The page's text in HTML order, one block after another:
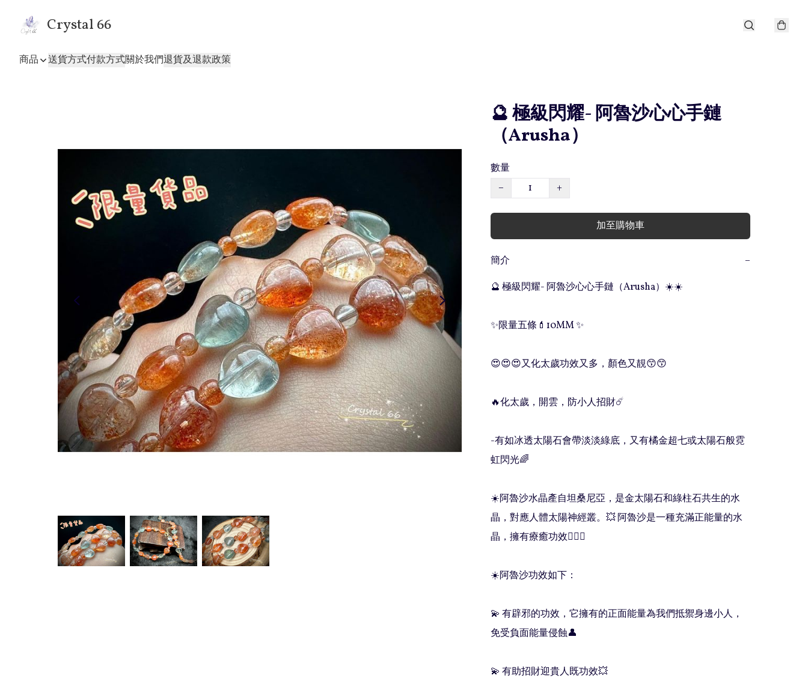
Crystal 66
商品 送貨方式付款方式關於我們退貨及退款政策
🔮 極級閃耀- 阿魯沙心心手鏈
（Arusha）
數量
−
+
加至購物車
簡介
−
🔮 極級閃耀- 阿魯沙心心手鏈（Arusha）☀️☀️
✨限量五條💄10MM ✨
😍😍😍又化太歲功效又多，顏色又靚😙😙
🔥化太歲，開雲，防小人招財☄️
-有如冰透太陽石會帶淡淡綠底，又有橘金超七或太陽石般霓
虹閃光🌈
☀️阿魯沙水晶產自坦桑尼亞，是金太陽石和綠柱石共生的水
晶，對應人體太陽神經叢。💥 阿魯沙是一種充滿正能量的水
晶，擁有療癒功效💁🏻‍♀️
☀️阿魯沙功效如下：
💫 有辟邪的功效，它擁有的正面能量為我們抵禦身邊小人，
免受負面能量侵蝕👤
💫 有助招財迎貴人既功效💥